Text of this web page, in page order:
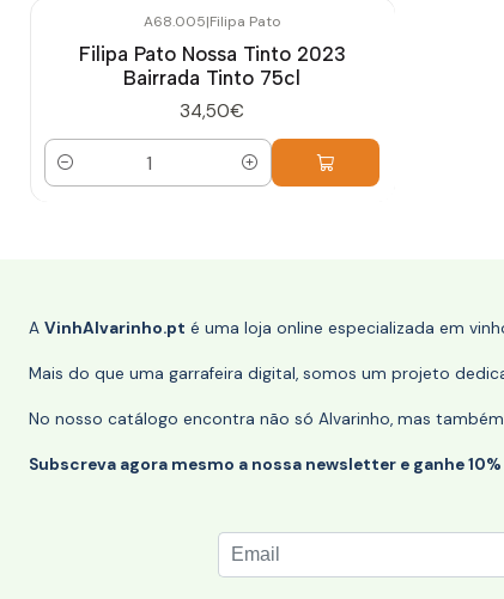
A68.005|Filipa Pato
Filipa Pato Nossa Tinto 2023
Bairrada Tinto 75cl
34,50€
Quantidade
A VinhAlvarinho.pt é uma loja online especializada em
Mais do que uma garrafeira digital, somos um projeto
No nosso catálogo encontra não só Alvarinho, mas
Subscreva agora mesmo a nossa newsletter e ganhe